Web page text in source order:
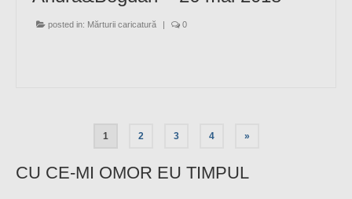
posted in: Mărturii caricatură 0
1 2 3 4 »
CU CE-MI OMOR EU TIMPUL